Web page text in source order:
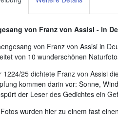
von Franz von Assisi - in
von Franz von Assisi in
von 10 wunderschönen
1224/25 dichtete Franz von Assisi
kommen darin vor: Sonne,
der Leser des Gedichtes ein
wurden hier zu einem fast